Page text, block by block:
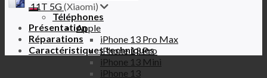
Téléphones
Apple
iPhone 13 Pro Max
iPhone 13 Pro
iPhone 13 Mini
iPhone 13
11T 5G(Xiaomi)
Présentation
Réparations
Caractéristiques techniques